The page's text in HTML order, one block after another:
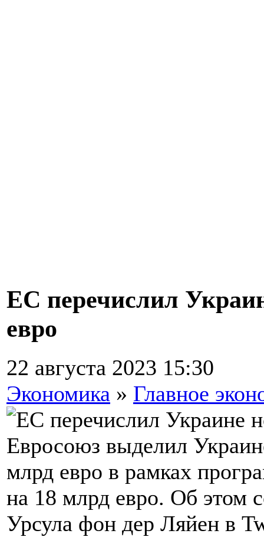
ЕС перечислил
евро
22 августа 2023 15:30
Экономика » Главное
Евросоюз выделил
млрд евро в рамках
на 18 млрд евро. Об этом
Урсула фон дер Ляйен в